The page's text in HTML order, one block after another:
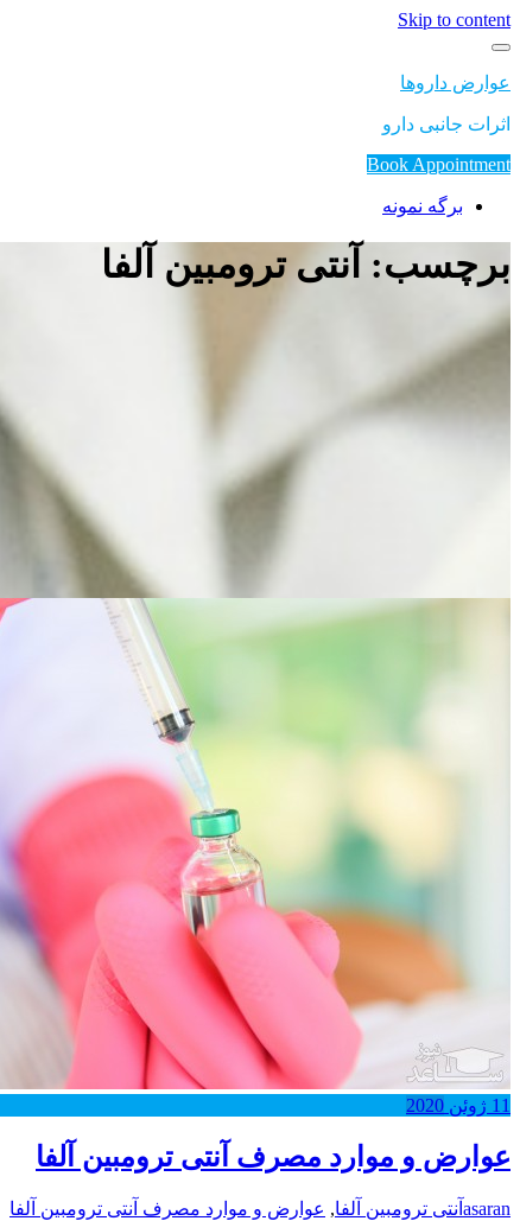
Skip to content
عوارض داروها
اثرات جانبی دارو
Book Appointment
برگه نمونه
برچسب: آنتی ترومبین آلفا
11 ژوئن 2020
عوارض و موارد مصرف آنتی ترومبین آلفا
asaran آنتی ترومبین آلفا, عوارض و موارد مصرف آنتی ترومبین آلفا